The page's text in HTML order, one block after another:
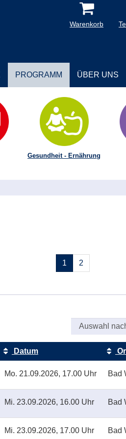
Warenkorb
PROGRAMM ÜBER UNS
Gesundheit - Ernährung
Seiten
blättern
1 2
Datum
Mo. 21.09.2026, 17.00 Uhr Bad
Mi. 23.09.2026, 16.00 Uhr Bad
Mi. 23.09.2026, 17.00 Uhr Bad